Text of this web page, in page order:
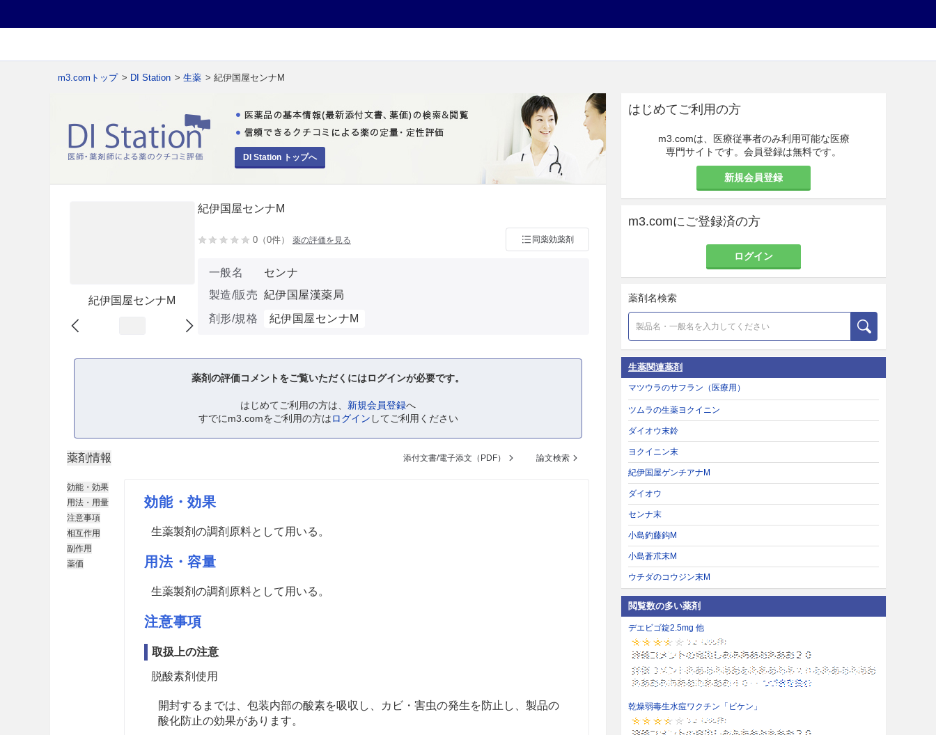
m3.comトップ > DI Station > 生薬 > 紀伊国屋センナM
DI Station トップへ
紀伊国屋センナM
紀伊国屋センナM
0（0件） 薬の評価を見る 同薬効薬剤
一般名
センナ
製造/販売 紀伊国屋漢薬局
剤形/規格
紀伊国屋センナM
薬剤の評価コメントをご覧いただくにはログインが必要です。
はじめてご利用の方は、 新規会員登録へ
すでにm3.comをご利用の方はログイン してご利用ください
薬剤情報 添付文書/電子添文（PDF） 論文検索
効能・効果
用法・用量
注意事項
相互作用
副作用
薬価
効能・効果
生薬製剤の調剤原料として用いる。
用法・容量
生薬製剤の調剤原料として用いる。
注意事項
取扱上の注意
脱酸素剤使用
開封するまでは、包装内部の酸素を吸収し、カビ・害虫の発生を防止し、製品の
酸化防止の効果があります。
はじめてご利用の方
m3.comは、医療従事者のみ利用可能な医療
専門サイトです。会員登録は無料です。
新規会員登録
m3.comにご登録済の方
ログイン
薬剤名検索
生薬関連薬剤
マツウラのサフラン（医療用）
ツムラの生薬ヨクイニン
ダイオウ末鈴
ヨクイニン末
紀伊国屋ゲンチアナM
ダイオウ
センナ末
小島釣藤鈎M
小島蒼朮末M
ウチダのコウジン末M
閲覧数の多い薬剤
デエビゴ錠2.5mg 他
乾燥弱毒生水痘ワクチン「ビケン」